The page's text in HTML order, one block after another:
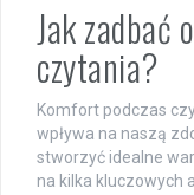
Jak zadbać
czytania?
Komfort podczas
wpływa na naszą
stworzyć idealne
na kilka kluczowych